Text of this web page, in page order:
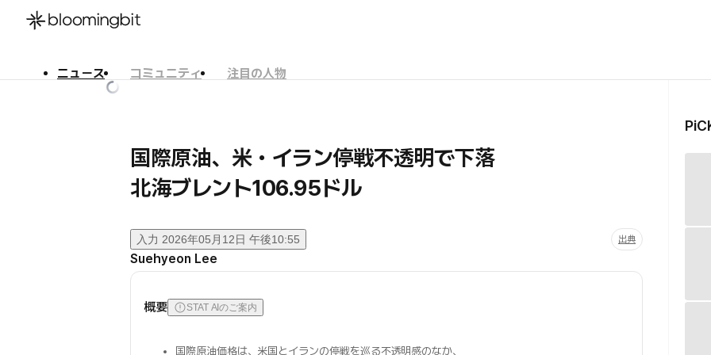
ニュース コミュニティ
注目の人物
国際原油、米・イラン停戦不透明で下落
北海ブレント106.95ドル
入力 2026年05月12日 午後10:55 出典
Suehyeon Lee
概要 STAT AIのご案内
国際原油価格は、米国とイランの停戦を巡る不透明感のなか、